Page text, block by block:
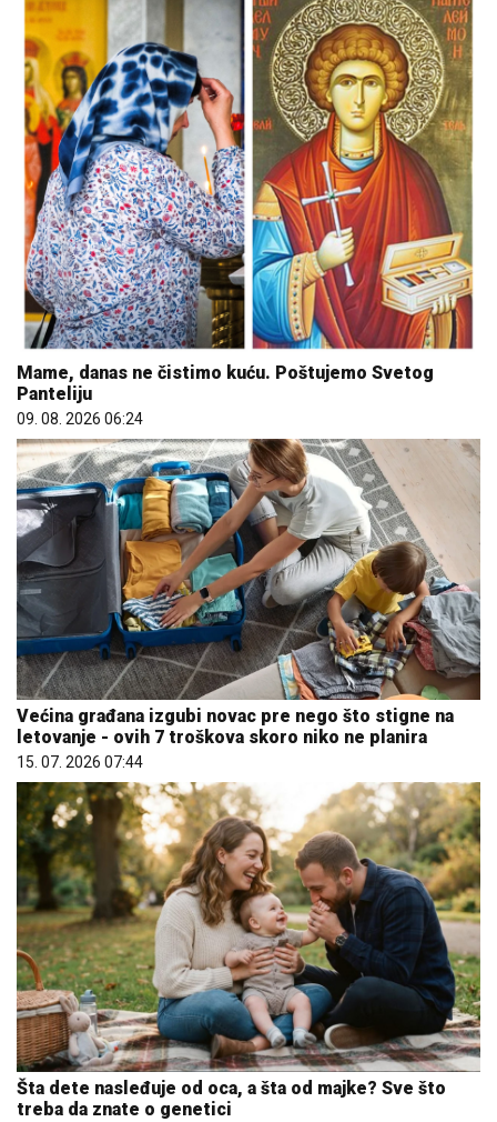
Mame, danas ne čistimo kuću. Poštujemo Svetog
Panteliju
09. 08. 2026 06:24
Većina građana izgubi novac pre nego što stigne na
letovanje - ovih 7 troškova skoro niko ne planira
15. 07. 2026 07:44
Šta dete nasleđuje od oca, a šta od majke? Sve što
treba da znate o genetici